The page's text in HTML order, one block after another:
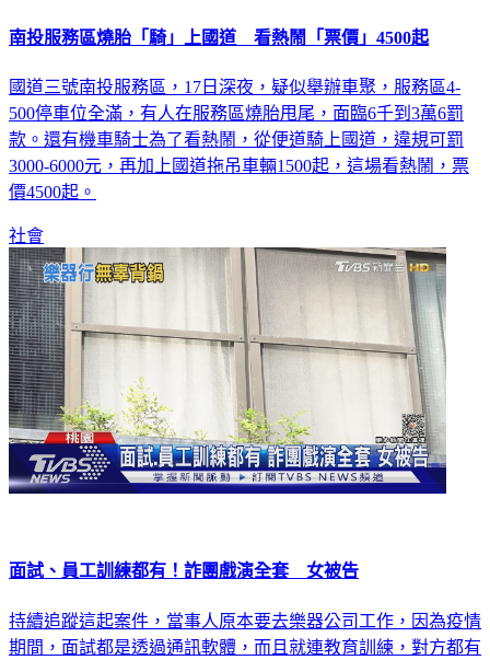
南投服務區燒胎「騎」上國道 看熱鬧「票價」4500起
國道三號南投服務區，17日深夜，疑似舉辦車聚，服務區4-
500停車位全滿，有人在服務區燒胎甩尾，面臨6千到3萬6罰
款。還有機車騎士為了看熱鬧，從便道騎上國道，違規可罰
3000-6000元，再加上國道拖吊車輛1500起，這場看熱鬧，票
價4500起。
社會
面試、員工訓練都有！詐團戲演全套 女被告
持續追蹤這起案件，當事人原本要去樂器公司工作，因為疫情
期間，面試都是透過通訊軟體，而且就連教育訓練，對方都有